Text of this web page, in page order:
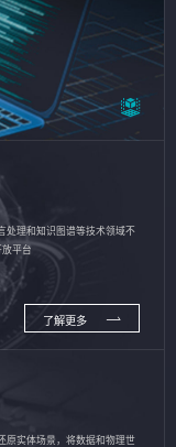
处理和知识图谱等技术领域不
平台
了解更多
原实体场景，将数据和物理世